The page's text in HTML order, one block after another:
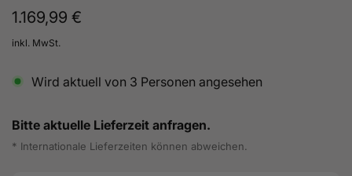
Normaler
Preis
1.169,99 €
inkl. MwSt.
Wird aktuell von 3 Personen angesehen
Bitte aktuelle Lieferzeit anfragen.
* Internationale Lieferzeiten können abweichen.